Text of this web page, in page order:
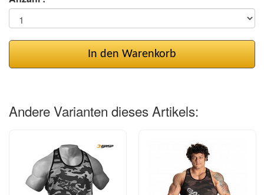
In den Warenkorb
Andere Varianten dieses Artikels: